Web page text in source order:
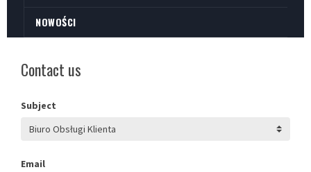
NOWOŚCI
Contact us
Subject
Email